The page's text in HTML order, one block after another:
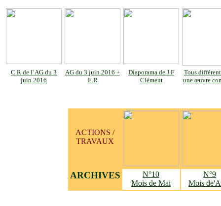
C.R de l' AG du 3
juin 2016
AG du 3 juin 2016 +
E.R
Diaporama de J.F
Clément
Tous
une œuvre
ACTIONS /
TRAVAUX
ARCHIVES
N°10
Mois de Mai
N°9
Mois